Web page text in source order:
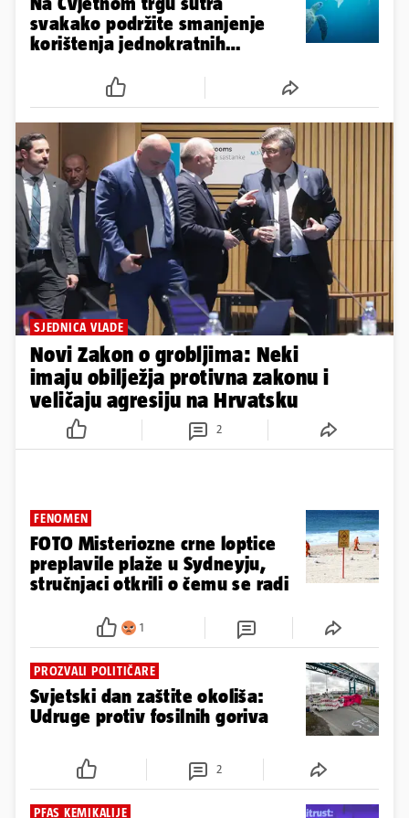
svakako podržite smanjenje
korištenja jednokratnih
SJEDNICA VLADE
Novi Zakon o grobljima: Neki
imaju obilježja protivna zakonu i
veličaju agresiju na Hrvatsku
2
FENOMEN
FOTO Misteriozne crne loptice
preplavile plaže u Sydneyju,
stručnjaci otkrili o čemu se radi
1
PROZVALI POLITIČARE
Svjetski dan zaštite okoliša:
Udruge protiv fosilnih goriva
2
PFAS KEMIKALIJE